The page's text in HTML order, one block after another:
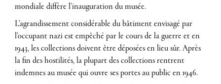
mondiale diffère l’inauguration du musée.
L’agrandissement considérable du bâtiment envisagé par
l’occupant nazi est empêché par le cours de la guerre et en
1943, les collections doivent être déposées en lieu sûr. Après
la fin des hostilités, la plupart des collections rentrent
indemnes au musée qui ouvre ses portes au public en 1946.